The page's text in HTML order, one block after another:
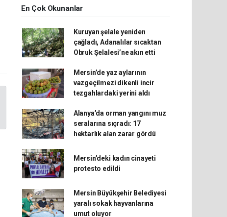
En Çok Okunanlar
Kuruyan şelale yeniden
çağladı, Adanalılar sıcaktan
Obruk Şelalesi’ne akın etti
Mersin’de yaz aylarının
vazgeçilmezi dikenli incir
tezgahlardaki yerini aldı
Alanya’da orman yangını muz
seralarına sıçradı: 17
hektarlık alan zarar gördü
Mersin’deki kadın cinayeti
protesto edildi
Mersin Büyükşehir Belediyesi
yaralı sokak hayvanlarına
umut oluyor